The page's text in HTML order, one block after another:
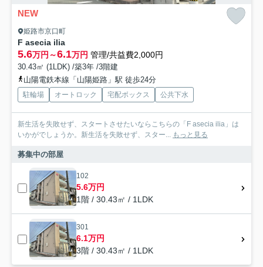
NEW
姫路市京口町
F asecia ilia
5.6万円～6.1万円 管理/共益費2,000円
30.43㎡ (1LDK) /築3年 /3階建
山陽電鉄本線「山陽姫路」駅 徒歩24分
駐輪場 オートロック 宅配ボックス 公共下水
新生活を失敗せず、スタートさせたいならこちらの「F asecia ilia」は
いかがでしょうか。新生活を失敗せず、スター... もっと見る
募集中の部屋
102
5.6万円
1階 / 30.43㎡ / 1LDK
301
6.1万円
3階 / 30.43㎡ / 1LDK